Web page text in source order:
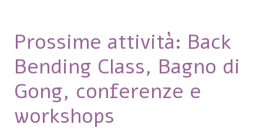
Prossime attività: Back
Bending Class, Bagno di
Gong, conferenze e
workshops